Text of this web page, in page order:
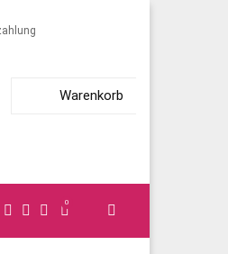
Warenkorb
0